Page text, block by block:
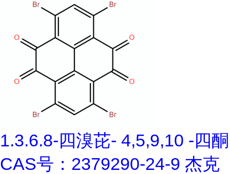
1.3.6.8-四溴芘- 4,5,9,10 -四酮
CAS号：2379290-24-9 杰克